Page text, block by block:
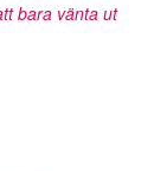
bara vänta ut